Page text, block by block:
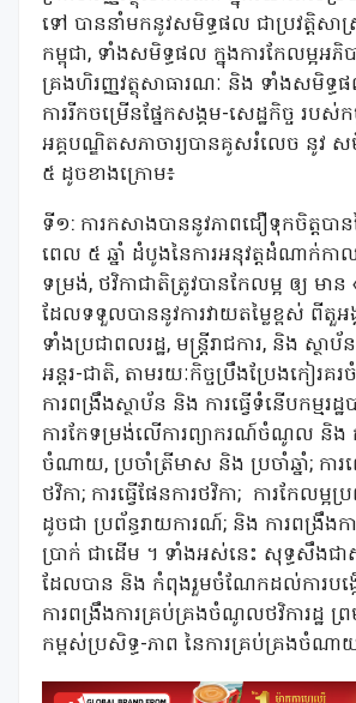
ទៅ បាននាំមកនូវសមិទ្ធផល ជាប្រវត្តិសាស្
កម្ពុជា, ទាំងសមិទ្ធផល ក្នុងការកែលម្អអភិ
គ្រងហិរញ្ញវត្ថុសាធារណៈ និង ទាំងសមិទ្ធផ
ការរីកចម្រើនផ្នែកសង្គម-សេដ្ឋកិច្ច របស់
អគ្គបណ្ឌិតសភាចារ្យបានគូសរំលេច នូវ ស
៥ ដូចខាងក្រោម៖
ទី១: ការកសាងបាននូវភាពជឿទុកចិត្តបាន
ពេល ៥ ឆ្នាំ ដំបូងនៃការអនុវត្តដំណាក់កា
ទម្រង់, ថវិកាជាតិត្រូវបានកែលម្អ ឲ្យ មាន
ដែលទទួលបាននូវការវាយតម្លៃខ្ពស់ ពីតួអ
ទាំងប្រជាពលរដ្ឋ, មន្ត្រីរាជការ, និង ស្ថា
អន្តរ-ជាតិ, តាមរយៈកិច្ចប្រឹងប្រែងកៀ
ការពង្រឹងស្ថាប័ន និង ការធ្វើទំនើបកម្មរដ្
ការកែទម្រង់លើការព្យាករណ៍ចំណូល និង ក
ចំណាយ, ប្រចាំត្រីមាស និង ប្រចាំឆ្នាំ; ការ
ថវិកា; ការធ្វើផែនការថវិកា; ការកែលម្អប្
ដូចជា ប្រព័ន្ធរាយការណ៍; និង ការពង្រឹង
ប្រាក់ ជាដើម ។ ទាំងអស់នេះ សុទ្ធសឹងជា
ដែលបាន និង កំពុងរួមចំណែកដល់ការបង្
ការពង្រឹងការគ្រប់គ្រងចំណូលថវិការដ្ឋ ព្
កម្ពស់ប្រសិទ្ធ-ភាព នៃការគ្រប់គ្រងចំណា